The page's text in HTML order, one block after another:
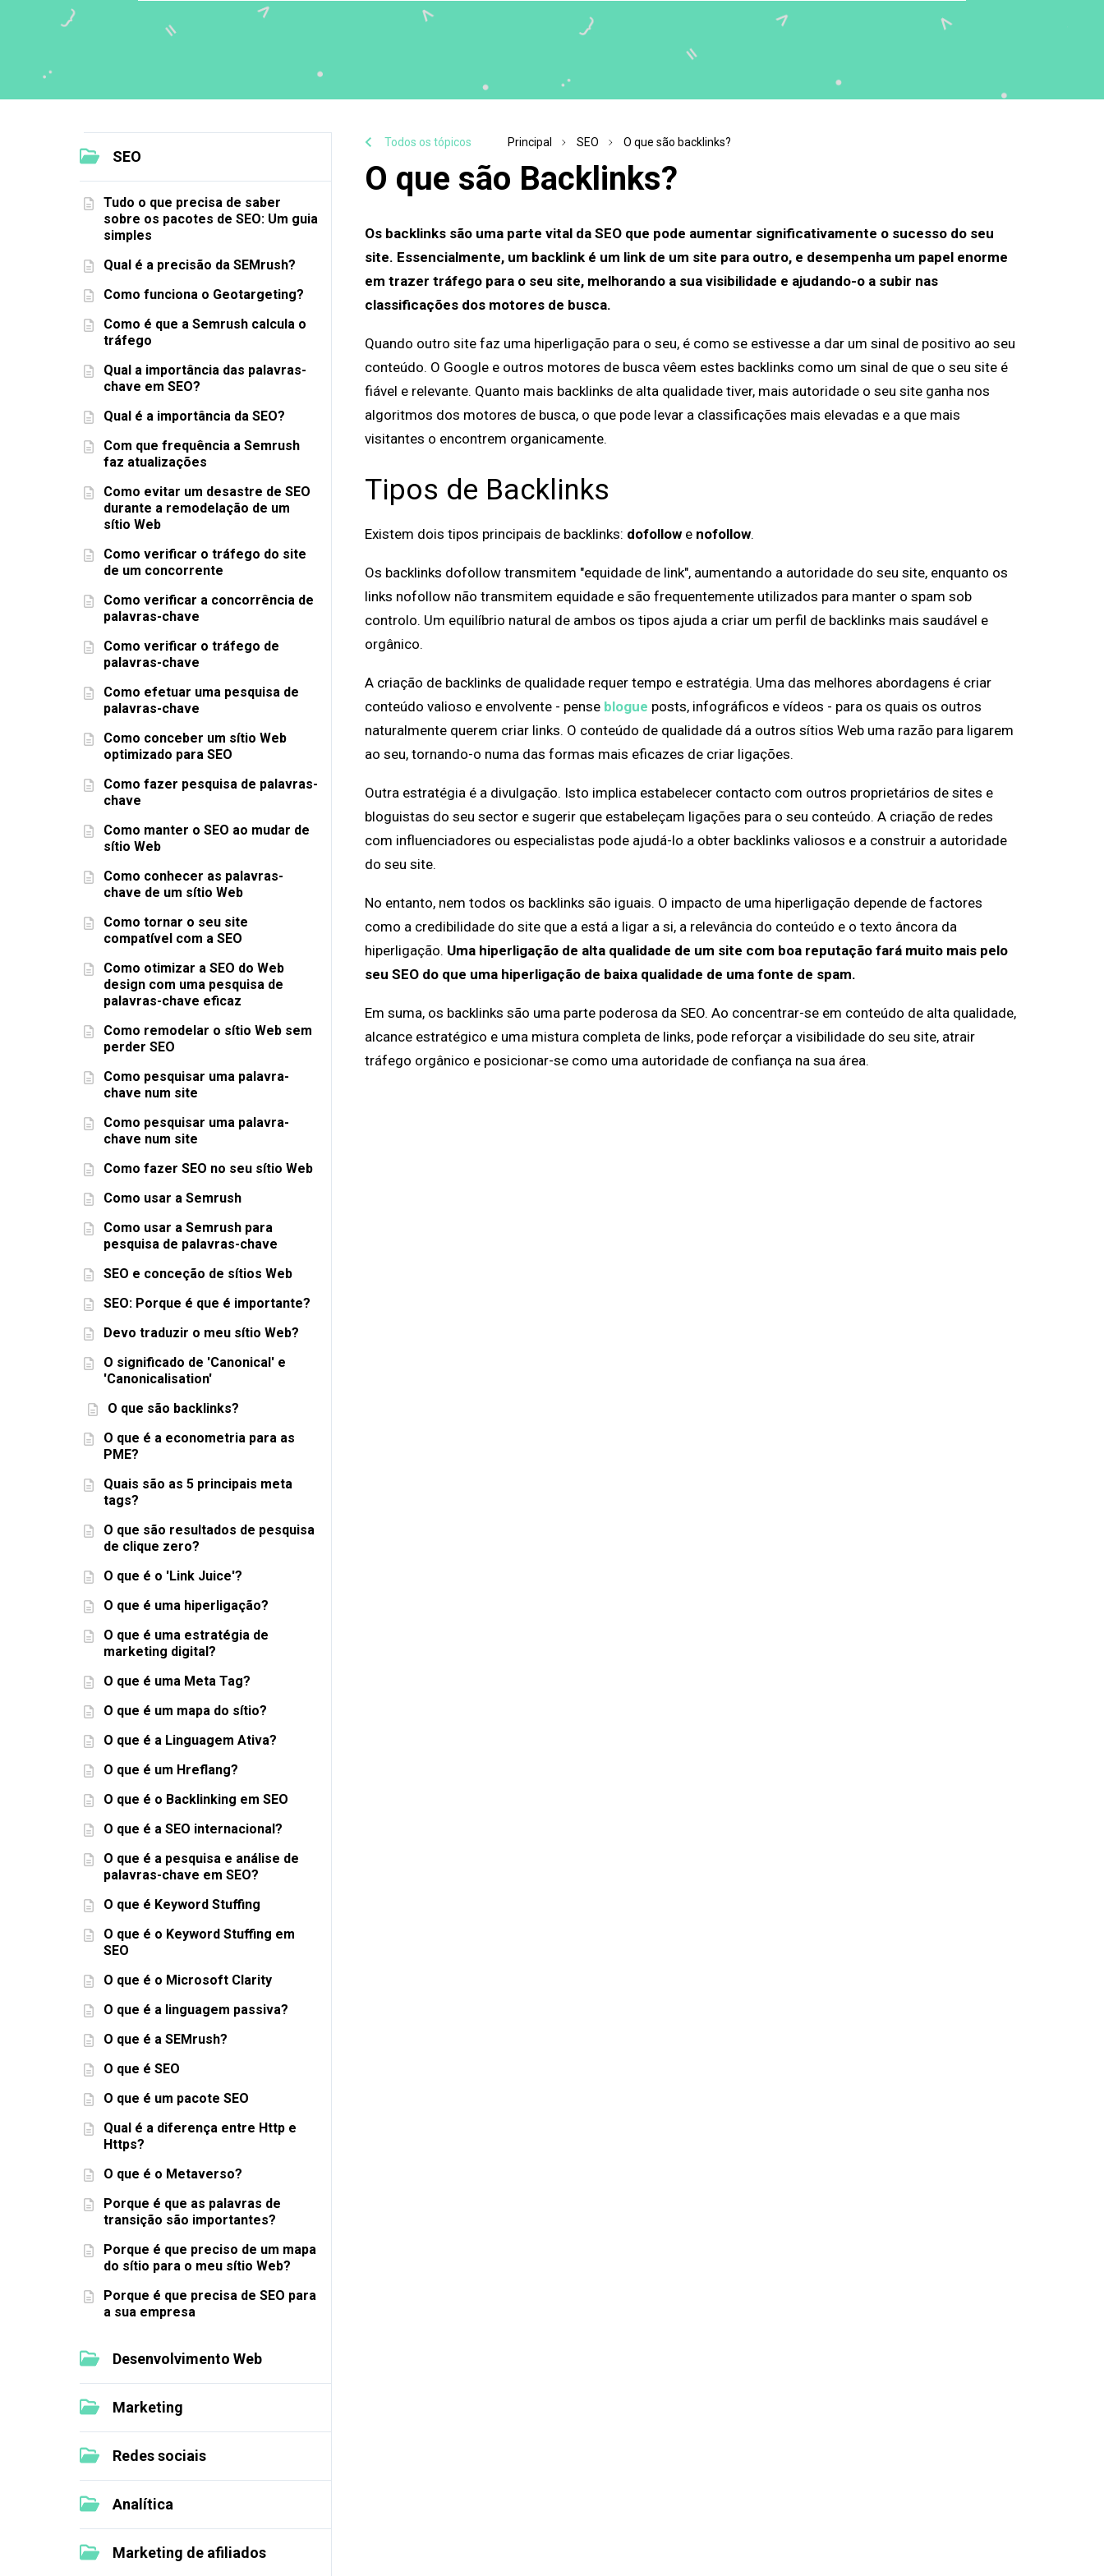
SEO
Tudo o que precisa de saber
sobre os pacotes de SEO: Um guia
simples
Qual é a precisão da SEMrush?
Como funciona o Geotargeting?
Como é que a Semrush calcula o
tráfego
Qual a importância das palavras-
chave em SEO?
Qual é a importância da SEO?
Com que frequência a Semrush
faz atualizações
Como evitar um desastre de SEO
durante a remodelação de um
sítio Web
Como verificar o tráfego do site
de um concorrente
Como verificar a concorrência de
palavras-chave
Como verificar o tráfego de
palavras-chave
Como efetuar uma pesquisa de
palavras-chave
Como conceber um sítio Web
optimizado para SEO
Como fazer pesquisa de palavras-
chave
Como manter o SEO ao mudar de
sítio Web
Como conhecer as palavras-
chave de um sítio Web
Como tornar o seu site
compatível com a SEO
Como otimizar a SEO do Web
design com uma pesquisa de
palavras-chave eficaz
Como remodelar o sítio Web sem
perder SEO
Como pesquisar uma palavra-
chave num site
Como pesquisar uma palavra-
chave num site
Como fazer SEO no seu sítio Web
Como usar a Semrush
Como usar a Semrush para
pesquisa de palavras-chave
SEO e conceção de sítios Web
SEO: Porque é que é importante?
Devo traduzir o meu sítio Web?
O significado de 'Canonical' e
'Canonicalisation'
O que são backlinks?
O que é a econometria para as
PME?
Quais são as 5 principais meta
tags?
O que são resultados de pesquisa
de clique zero?
O que é o 'Link Juice'?
O que é uma hiperligação?
O que é uma estratégia de
marketing digital?
O que é uma Meta Tag?
O que é um mapa do sítio?
O que é a Linguagem Ativa?
O que é um Hreflang?
O que é o Backlinking em SEO
O que é a SEO internacional?
O que é a pesquisa e análise de
palavras-chave em SEO?
O que é Keyword Stuffing
O que é o Keyword Stuffing em
SEO
O que é o Microsoft Clarity
O que é a linguagem passiva?
O que é a SEMrush?
O que é SEO
O que é um pacote SEO
Qual é a diferença entre Http e
Https?
O que é o Metaverso?
Porque é que as palavras de
transição são importantes?
Porque é que preciso de um mapa
do sítio para o meu sítio Web?
Porque é que precisa de SEO para
a sua empresa
Desenvolvimento Web
Marketing
Redes sociais
Analítica
Marketing de afiliados
Todos os tópicos Principal SEO O que são backlinks?
O que são Backlinks?
Os backlinks são uma parte vital da SEO que pode aumentar significativamente o sucesso do seu
site. Essencialmente, um backlink é um link de um site para outro, e desempenha um papel enorme
em trazer tráfego para o seu site, melhorando a sua visibilidade e ajudando-o a subir nas
classificações dos motores de busca.
Quando outro site faz uma hiperligação para o seu, é como se estivesse a dar um sinal de positivo ao seu
conteúdo. O Google e outros motores de busca vêem estes backlinks como um sinal de que o seu site é
fiável e relevante. Quanto mais backlinks de alta qualidade tiver, mais autoridade o seu site ganha nos
algoritmos dos motores de busca, o que pode levar a classificações mais elevadas e a que mais
visitantes o encontrem organicamente.
Tipos de Backlinks
Existem dois tipos principais de backlinks: dofollow e nofollow.
Os backlinks dofollow transmitem "equidade de link", aumentando a autoridade do seu site, enquanto os
links nofollow não transmitem equidade e são frequentemente utilizados para manter o spam sob
controlo. Um equilíbrio natural de ambos os tipos ajuda a criar um perfil de backlinks mais saudável e
orgânico.
A criação de backlinks de qualidade requer tempo e estratégia. Uma das melhores abordagens é criar
conteúdo valioso e envolvente - pense blogue posts, infográficos e vídeos - para os quais os outros
naturalmente querem criar links. O conteúdo de qualidade dá a outros sítios Web uma razão para ligarem
ao seu, tornando-o numa das formas mais eficazes de criar ligações.
Outra estratégia é a divulgação. Isto implica estabelecer contacto com outros proprietários de sites e
bloguistas do seu sector e sugerir que estabeleçam ligações para o seu conteúdo. A criação de redes
com influenciadores ou especialistas pode ajudá-lo a obter backlinks valiosos e a construir a autoridade
do seu site.
No entanto, nem todos os backlinks são iguais. O impacto de uma hiperligação depende de factores
como a credibilidade do site que a está a ligar a si, a relevância do conteúdo e o texto âncora da
hiperligação. Uma hiperligação de alta qualidade de um site com boa reputação fará muito mais pelo
seu SEO do que uma hiperligação de baixa qualidade de uma fonte de spam.
Em suma, os backlinks são uma parte poderosa da SEO. Ao concentrar-se em conteúdo de alta qualidade,
alcance estratégico e uma mistura completa de links, pode reforçar a visibilidade do seu site, atrair
tráfego orgânico e posicionar-se como uma autoridade de confiança na sua área.